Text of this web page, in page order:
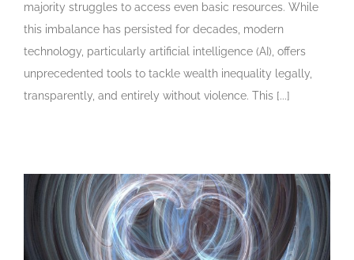
majority struggles to access even basic resources. While
this imbalance has persisted for decades, modern
technology, particularly artificial intelligence (AI), offers
unprecedented tools to tackle wealth inequality legally,
transparently, and entirely without violence. This [...]